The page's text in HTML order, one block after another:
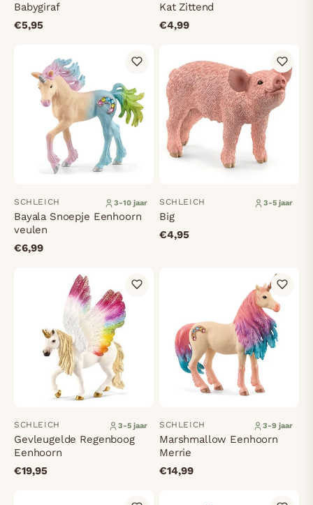
Babygiraf
€5,95
Kat Zittend
€4,99
SCHLEICH 3-10 jaar
Bayala Snoepje Eenhoorn
veulen
€6,99
SCHLEICH 3-5 jaar
Big
€4,95
SCHLEICH 3-5 jaar
Gevleugelde Regenboog
Eenhoorn
€19,95
SCHLEICH 3-9 jaar
Marshmallow Eenhoorn
Merrie
€14,99